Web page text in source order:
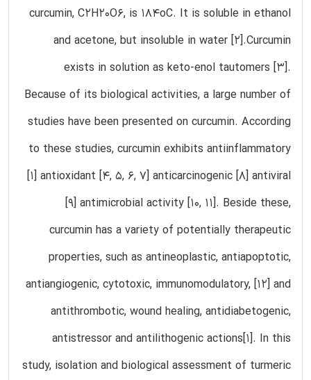
curcumin, C2H20O6, is 184oC. It is soluble in ethanol
and acetone, but insoluble in water [2].Curcumin
exists in solution as keto-enol tautomers [3].
Because of its biological activities, a large number of
studies have been presented on curcumin. According
to these studies, curcumin exhibits antiinflammatory
[1] antioxidant [4, 5, 6, 7] anticarcinogenic [8] antiviral
[9] antimicrobial activity [10, 11]. Beside these,
curcumin has a variety of potentially therapeutic
properties, such as antineoplastic, antiapoptotic,
antiangiogenic, cytotoxic, immunomodulatory, [12] and
antithrombotic, wound healing, antidiabetogenic,
antistressor and antilithogenic actions[1]. In this
study, isolation and biological assessment of turmeric